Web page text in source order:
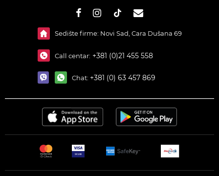
Sedište firme: Novi Sad, Cara Dušana 69
Call centar: +381 (0)21 455 558
Chat: +381 (0) 63 457 869